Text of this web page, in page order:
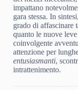
impattano
gara stessa. In sintesi,
grado di affascinare
quanto le nuove
coinvolgente
attenzione per
entusiasmanti,
intrattenimento.